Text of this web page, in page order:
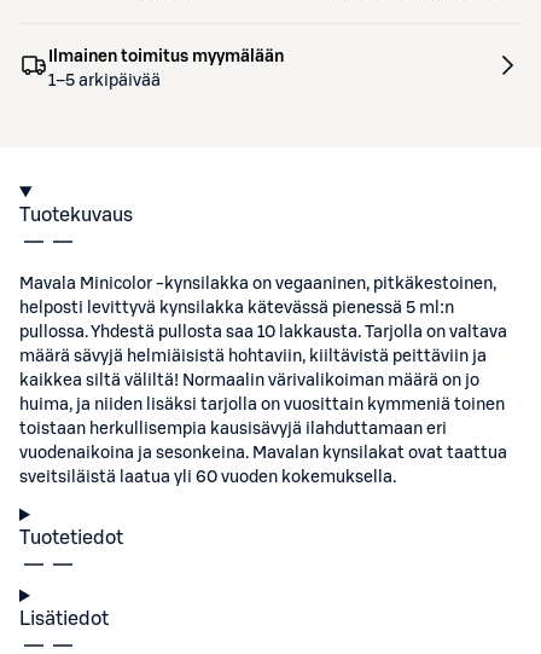
Ilmainen toimitus myymälään
1–5 arkipäivää
Tuotekuvaus
Mavala Minicolor -kynsilakka on vegaaninen, pitkäkestoinen,
helposti levittyvä kynsilakka kätevässä pienessä 5 ml:n
pullossa. Yhdestä pullosta saa 10 lakkausta. Tarjolla on valtava
määrä sävyjä helmiäisistä hohtaviin, kiiltävistä peittäviin ja
kaikkea siltä väliltä! Normaalin värivalikoiman määrä on jo
huima, ja niiden lisäksi tarjolla on vuosittain kymmeniä toinen
toistaan herkullisempia kausisävyjä ilahduttamaan eri
vuodenaikoina ja sesonkeina. Mavalan kynsilakat ovat taattua
sveitsiläistä laatua yli 60 vuoden kokemuksella.
Tuotetiedot
Lisätiedot